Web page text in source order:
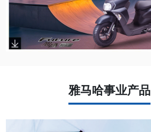
雅马哈事业产品